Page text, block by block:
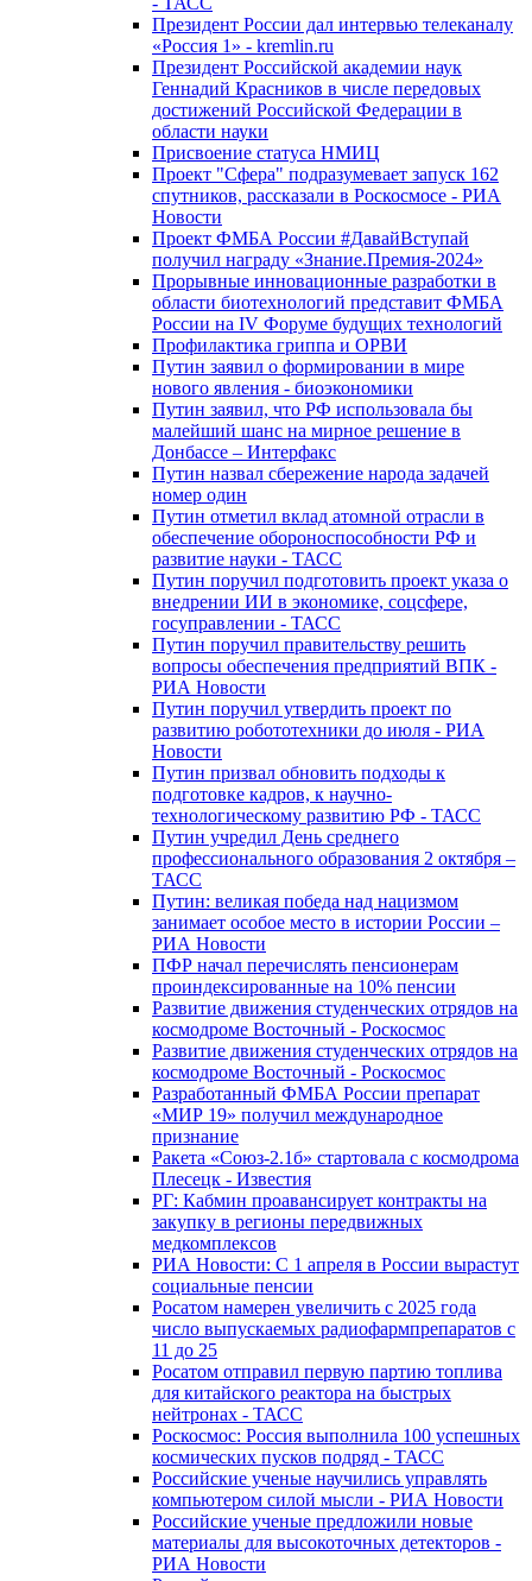
Президент России дал интервью телеканалу
«Россия 1» - kremlin.ru
Президент Российской академии наук
Геннадий Красников в числе передовых
достижений Российской Федерации в
области науки
Присвоение статуса НМИЦ
Проект "Сфера" подразумевает запуск 162
спутников, рассказали в Роскосмосе - РИА
Новости
Проект ФМБА России #ДавайВступай
получил награду «Знание.Премия-2024»
Прорывные инновационные разработки в
области биотехнологий представит ФМБА
России на IV Форуме будущих технологий
Профилактика гриппа и ОРВИ
Путин заявил о формировании в мире
нового явления - биоэкономики
Путин заявил, что РФ использовала бы
малейший шанс на мирное решение в
Донбассе – Интерфакс
Путин назвал сбережение народа задачей
номер один
Путин отметил вклад атомной отрасли в
обеспечение обороноспособности РФ и
развитие науки - ТАСС
Путин поручил подготовить проект указа о
внедрении ИИ в экономике, соцсфере,
госуправлении - ТАСС
Путин поручил правительству решить
вопросы обеспечения предприятий ВПК -
РИА Новости
Путин поручил утвердить проект по
развитию робототехники до июля - РИА
Новости
Путин призвал обновить подходы к
подготовке кадров, к научно-
технологическому развитию РФ - ТАСС
Путин учредил День среднего
профессионального образования 2 октября –
ТАСС
Путин: великая победа над нацизмом
занимает особое место в истории России –
РИА Новости
ПФР начал перечислять пенсионерам
проиндексированные на 10% пенсии
Развитие движения студенческих отрядов на
космодроме Восточный - Роскосмос
Развитие движения студенческих отрядов на
космодроме Восточный - Роскосмос
Разработанный ФМБА России препарат
«МИР 19» получил международное
признание
Ракета «Союз-2.1б» стартовала с космодрома
Плесецк - Известия
РГ: Кабмин проавансирует контракты на
закупку в регионы передвижных
медкомплексов
РИА Новости: С 1 апреля в России вырастут
социальные пенсии
Росатом намерен увеличить с 2025 года
число выпускаемых радиофармпрепаратов с
11 до 25
Росатом отправил первую партию топлива
для китайского реактора на быстрых
нейтронах - ТАСС
Роскосмос: Россия выполнила 100 успешных
космических пусков подряд - ТАСС
Российские ученые научились управлять
компьютером силой мысли - РИА Новости
Российские ученые предложили новые
материалы для высокоточных детекторов -
РИА Новости